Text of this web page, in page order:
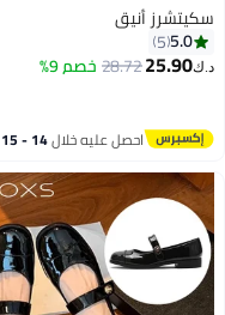
سكيتشرز أنيق
5.0
5
د.ك‏25.90
28.72خصم 9%
احصل عليه خلال 14 - 15